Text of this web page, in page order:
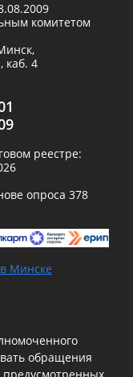
комитетом
,
каб. 4
реестре:
опроса 378
Минске
обращения